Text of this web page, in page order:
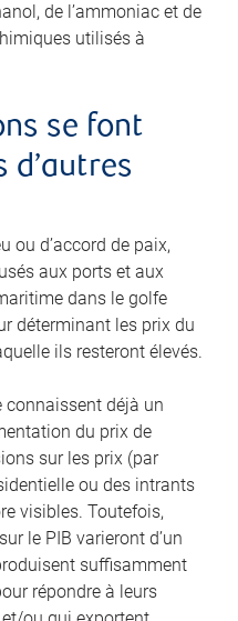
de l’ammoniac et de
utilisés à
se font
d’autres
ou d’accord de paix,
aux ports et aux
dans le golfe
déterminant les prix du
ils resteront élevés.
connaissent déjà un
du prix de
sur les prix (par
ou des intrants
visibles. Toutefois,
le PIB varieront d’un
suffisamment
répondre à leurs